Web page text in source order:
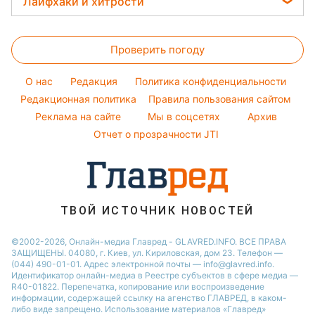
Новости Полтавы
Новости Сум
Новости Черкассы
Настя Каменских
Виталий Козловский
София Ротару
Ольга Сумская
Филипп Киркоров
Праздничное меню
Оптические иллюзии
Народные приметы
Все о шоу-бизнесе
Магнитные бури
Погода на сегодня
Погода на завтра
Пылевая буря
Стирка
Авто
Комнатные растения
Проверить погоду
O нас Редакция
Политика конфиденциальности
Редакционная политика
Правила пользования сайтом
Реклама на сайте
Мы в соцсетях
Архив
Отчет о прозрачности JTI
ТВОЙ ИСТОЧНИК НОВОСТЕЙ
©2002-2026, Онлайн-медиа Главред - GLAVRED.INFO. ВСЕ ПРАВА
ЗАЩИЩЕНЫ. 04080, г. Киев, ул. Кириловская, дом 23. Телефон —
(044) 490-01-01. Адрес электронной почты — info@glavred.info.
Идентификатор онлайн-медиа в Реестре cубъектов в сфере медиа —
R40-01822. Перепечатка, копирование или воспроизведение
информации, содержащей ссылку на агенство ГЛАВРЕД, в каком-
либо виде запрещено. Использование материалов «Главред»